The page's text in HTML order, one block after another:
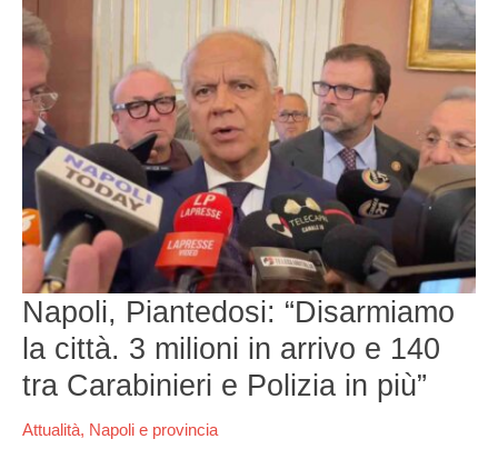
Napoli, Piantedosi: “Disarmiamo
la città. 3 milioni in arrivo e 140
tra Carabinieri e Polizia in più”
Attualità, Napoli e provincia
Piantedosi:
“Disarmiamo
città.
3
milioni
arrivo
e
140
tra
Carabinieri
e
Polizia
in